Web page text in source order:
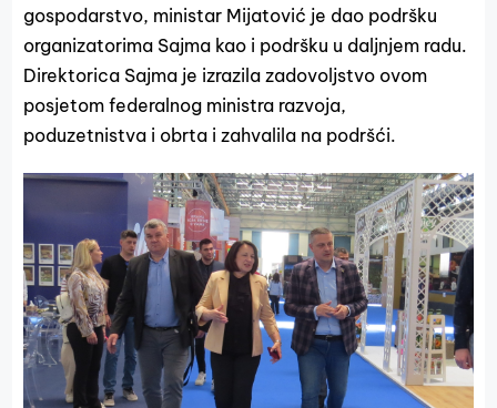
gospodarstvo, ministar Mijatović je dao podršku
organizatorima Sajma kao i podršku u daljnjem radu.
Direktorica Sajma je izrazila zadovoljstvo ovom
posjetom federalnog ministra razvoja,
poduzetnistva i obrta i zahvalila na podršći.